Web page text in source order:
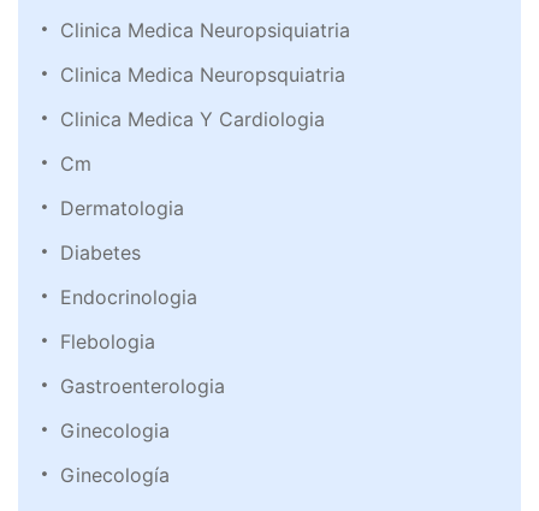
Clinica Medica Neuropsiquiatria
Clinica Medica Neuropsquiatria
Clinica Medica Y Cardiologia
Cm
Dermatologia
Diabetes
Endocrinologia
Flebologia
Gastroenterologia
Ginecologia
Ginecología